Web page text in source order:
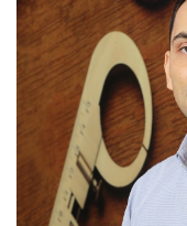
MEDIA KIT
SERVICIOS